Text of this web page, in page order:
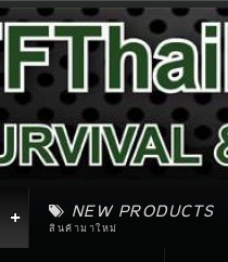
NEW PRODUCTS
สินค้ามาใหม่